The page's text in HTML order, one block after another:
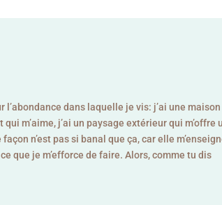
dans laquelle je vis: j’ai une
m’aime, j’ai un paysage extérieur qui m’offre
n’est pas si banal que ça, car elle
que je m’efforce de faire. Alors, comme tu dis